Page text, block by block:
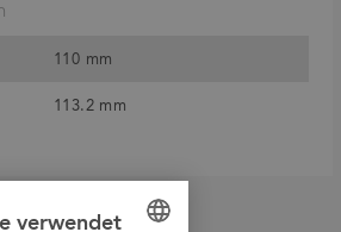
110 mm
113.2 mm
verwendet